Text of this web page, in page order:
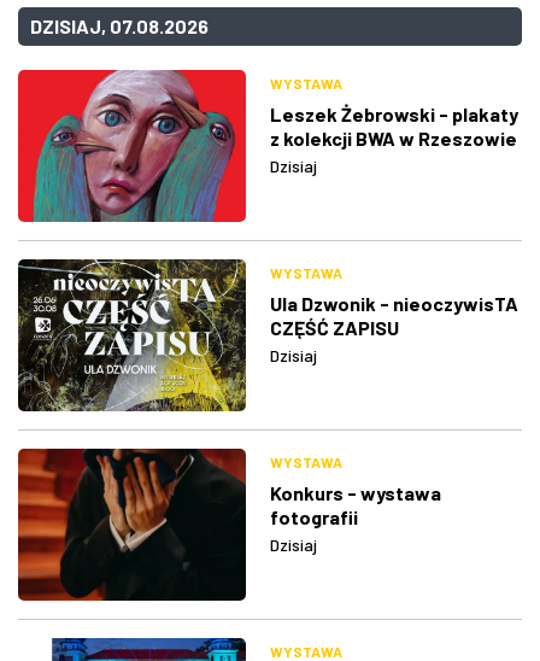
DZISIAJ, 07.08.2026
WYSTAWA
Leszek Żebrowski - plakaty
z kolekcji BWA w Rzeszowie
Dzisiaj
WYSTAWA
Ula Dzwonik - nieoczywisTA
CZĘŚĆ ZAPISU
Dzisiaj
WYSTAWA
Konkurs - wystawa
fotografii
Dzisiaj
WYSTAWA